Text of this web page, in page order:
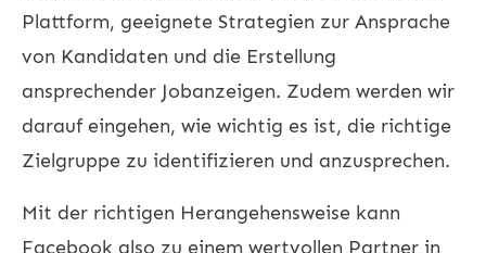
Plattform, geeignete Strategien zur Ansprache
von Kandidaten und die Erstellung
ansprechender Jobanzeigen. Zudem werden wir
darauf eingehen, wie wichtig es ist, die richtige
Zielgruppe zu identifizieren und anzusprechen.
Mit der richtigen Herangehensweise kann
Facebook also zu einem wertvollen Partner in